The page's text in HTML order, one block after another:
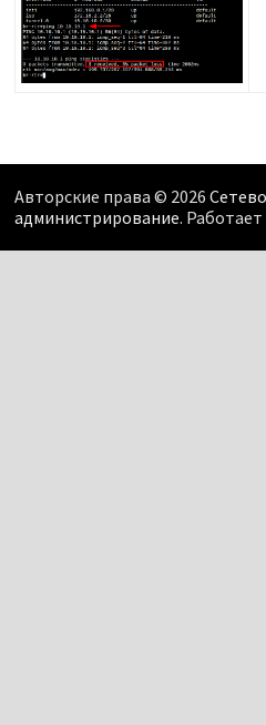
Авторские права © 2026
администрирование. Работает